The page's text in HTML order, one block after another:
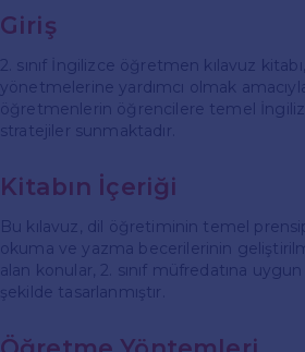
Giriş
2. sınıf İngilizce öğretmen kılavuz
yönetmelerine yardımcı olmak amacıyla
öğretmenlerin öğrencilere temel
stratejiler sunmaktadır.
Kitabın İçeriği
Bu kılavuz, dil öğretiminin temel
okuma ve yazma becerilerinin
alan konular, 2. sınıf müfredatına
şekilde tasarlanmıştır.